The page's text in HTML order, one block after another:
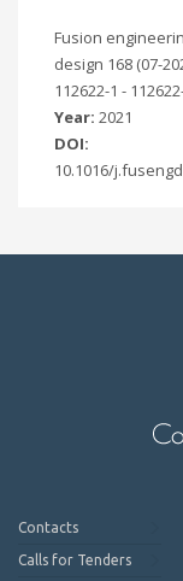
Fusion
design 168 (07-
112622-1 -
Year: 2021
DOI:
10.1016/
Contacts
Calls for Tenders